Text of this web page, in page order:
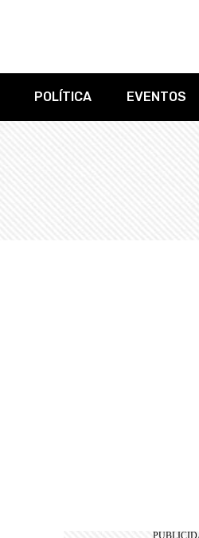
POLÍTICA EVENTOS